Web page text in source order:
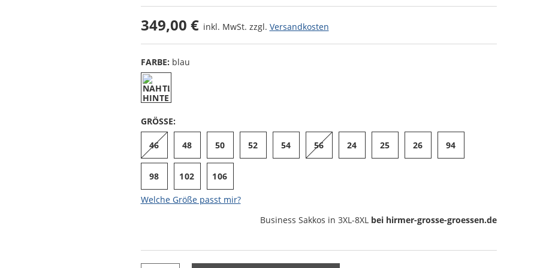
349,00 € inkl. MwSt. zzgl. Versandkosten
FARBE: blau
GRÖSSE:
46 48 50 52 54 56 24 25 26 94
98 102 106
Welche Größe passt mir?
Business Sakkos in 3XL-8XL bei hirmer-grosse-groessen.de